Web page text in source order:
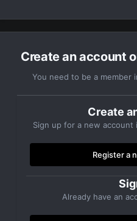
Create an account
You need to be a member
Create
Sign up for a new account
Register a
Already have an